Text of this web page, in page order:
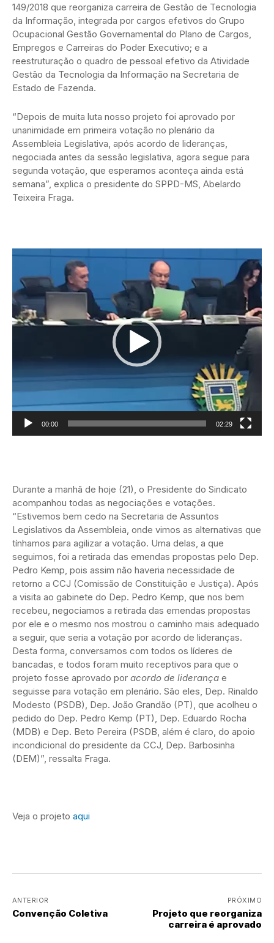
149/2018 que reorganiza carreira de Gestão de Tecnologia
da Informação, integrada por cargos efetivos do Grupo
Ocupacional Gestão Governamental do Plano de Cargos,
Empregos e Carreiras do Poder Executivo; e a
reestruturação o quadro de pessoal efetivo da Atividade
Gestão da Tecnologia da Informação na Secretaria de
Estado de Fazenda.
“Depois de muita luta nosso projeto foi aprovado por
unanimidade em primeira votação no plenário da
Assembleia Legislativa, após acordo de lideranças,
negociada antes da sessão legislativa, agora segue para
segunda votação, que esperamos aconteça ainda está
semana”, explica o presidente do SPPD-MS, Abelardo
Teixeira Fraga.
Tocador
vídeo
00:00 02:29
Durante a manhã de hoje (21), o Presidente do Sindicato
acompanhou todas as negociações e votações.
“Estivemos bem cedo na Secretaria de Assuntos
Legislativos da Assembleia, onde vimos as alternativas que
tínhamos para agilizar a votação. Uma delas, a que
seguimos, foi a retirada das emendas propostas pelo Dep.
Pedro Kemp, pois assim não haveria necessidade de
retorno a CCJ (Comissão de Constituição e Justiça). Após
a visita ao gabinete do Dep. Pedro Kemp, que nos bem
recebeu, negociamos a retirada das emendas propostas
por ele e o mesmo nos mostrou o caminho mais adequado
a seguir, que seria a votação por acordo de lideranças.
Desta forma, conversamos com todos os líderes de
bancadas, e todos foram muito receptivos para que o
projeto fosse aprovado por acordo de liderança e
seguisse para votação em plenário. São eles, Dep. Rinaldo
Modesto (PSDB), Dep. João Grandão (PT), que acolheu o
pedido do Dep. Pedro Kemp (PT), Dep. Eduardo Rocha
(MDB) e Dep. Beto Pereira (PSDB, além é claro, do apoio
incondicional do presidente da CCJ, Dep. Barbosinha
(DEM)”, ressalta Fraga.
Veja o projeto aqui
ANTERIOR
Convenção Coletiva
PRÓXIMO
Projeto que reorganiza
carreira é aprovado